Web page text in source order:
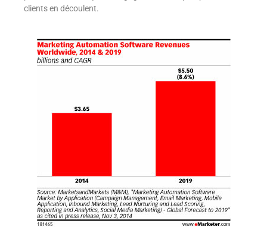
clients en découlent.